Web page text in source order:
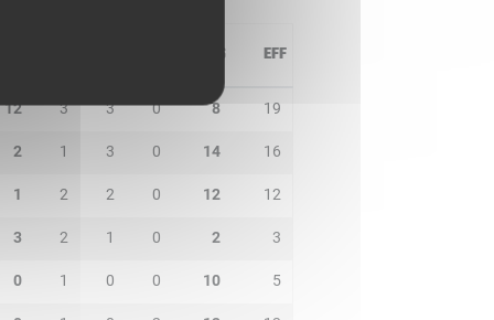
PTS EFF
12 3 3 0 8 19
2 1 3 0 14 16
1 2 2 0 12 12
3 2 1 0 2 3
0 1 0 0 10 5